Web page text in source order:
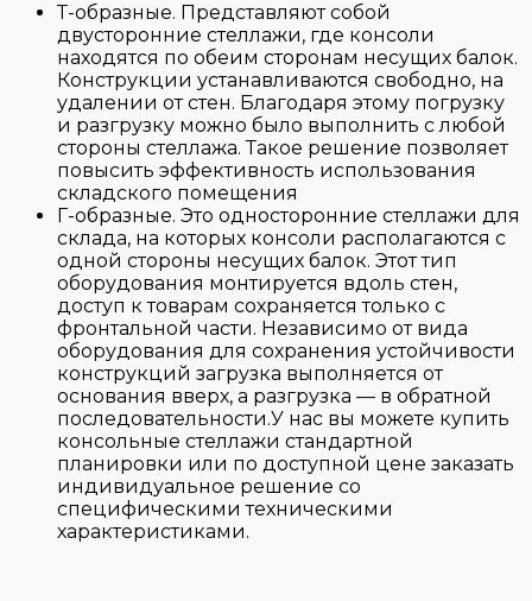
Т-образные. Представляют собой
двусторонние стеллажи, где консоли
находятся по обеим сторонам несущих балок.
Конструкции устанавливаются свободно, на
удалении от стен. Благодаря этому погрузку
и разгрузку можно было выполнить с любой
стороны стеллажа. Такое решение позволяет
повысить эффективность использования
складского помещения
Г-образные. Это односторонние стеллажи для
склада, на которых консоли располагаются с
одной стороны несущих балок. Этот тип
оборудования монтируется вдоль стен,
доступ к товарам сохраняется только с
фронтальной части. Независимо от вида
оборудования для сохранения устойчивости
конструкций загрузка выполняется от
основания вверх, а разгрузка — в обратной
последовательности.У нас вы можете купить
консольные стеллажи стандартной
планировки или по доступной цене заказать
индивидуальное решение со
специфическими техническими
характеристиками.